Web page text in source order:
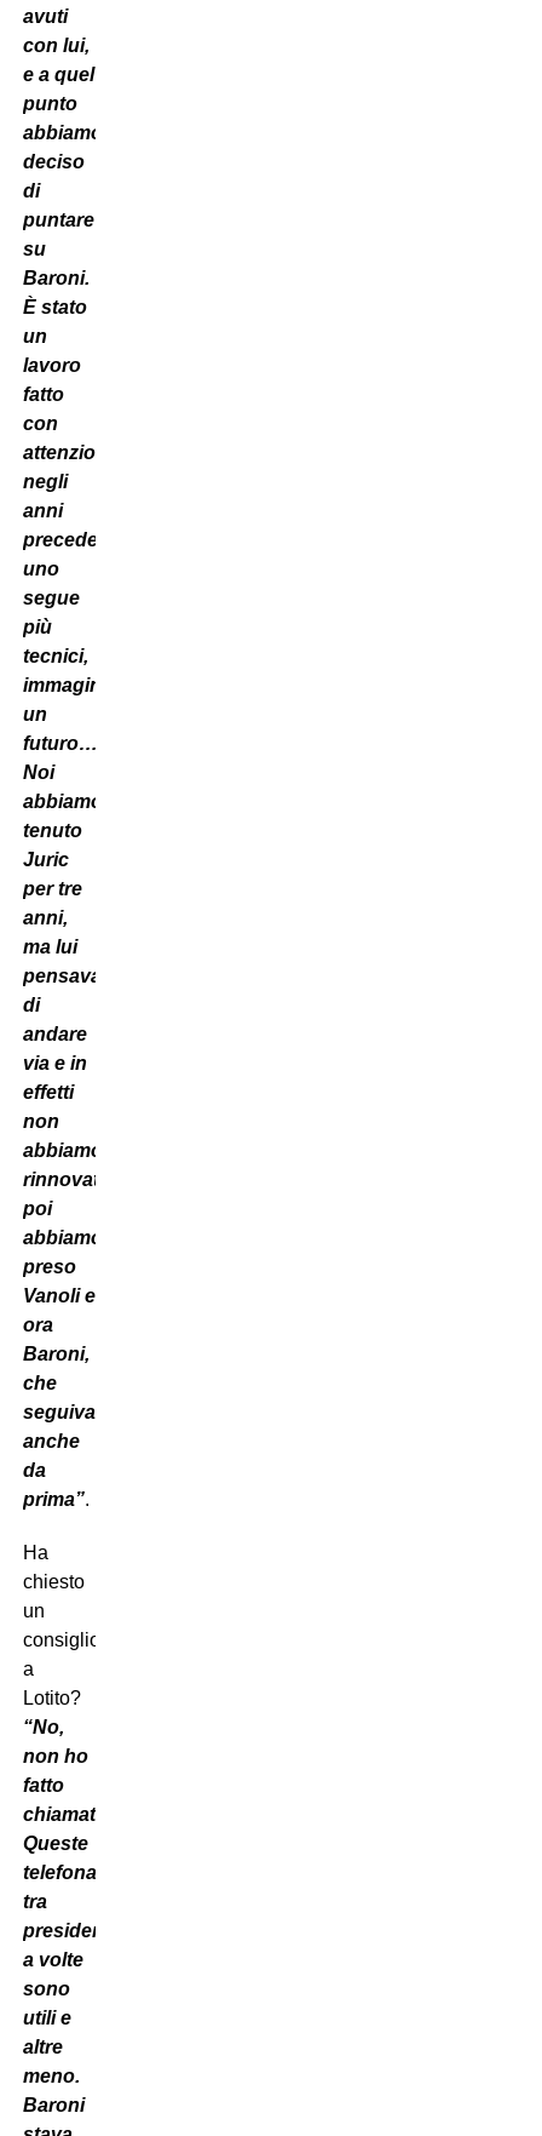
avuti
con lui,
e a quel
punto
abbiamo
deciso
di
puntare
su
Baroni.
È stato
un
lavoro
fatto
con
attenzione
negli
anni
precedenti:
uno
segue
più
tecnici,
immaginando
un
futuro…
Noi
abbiamo
tenuto
Juric
per tre
anni,
ma lui
pensava
di
andare
via e in
effetti
non
abbiamo
rinnovato,
poi
abbiamo
preso
Vanoli e
ora
Baroni,
che
seguivamo
anche
da
prima”.
Ha
chiesto
un
consiglio
a
Lotito?
“No,
non ho
fatto
chiamate.
Queste
telefonate
tra
presidenti
a volte
sono
utili e
altre
meno.
Baroni